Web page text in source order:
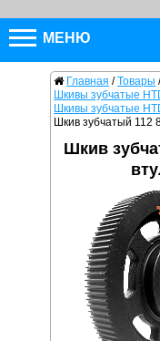
МЕНЮ
Главная / Товары
Шкивы зубчатые
Шкивы зубчатые
Шкив зубчатый 112
Шкив